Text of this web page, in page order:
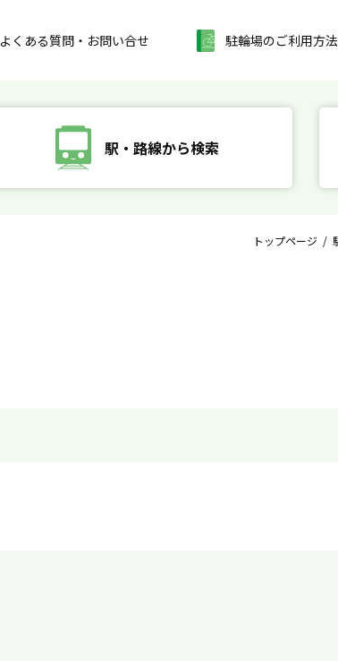
よくある質問・お問い合せ 駐輪場のご利用方法
駅・路線から検索
トップページ /